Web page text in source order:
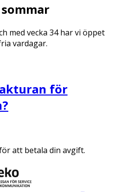
med vecka 34 har vi öppet
vardagar.
för
att betala din avgift.